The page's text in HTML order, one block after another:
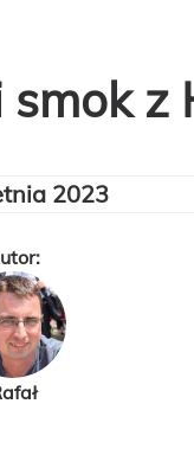
z
2023